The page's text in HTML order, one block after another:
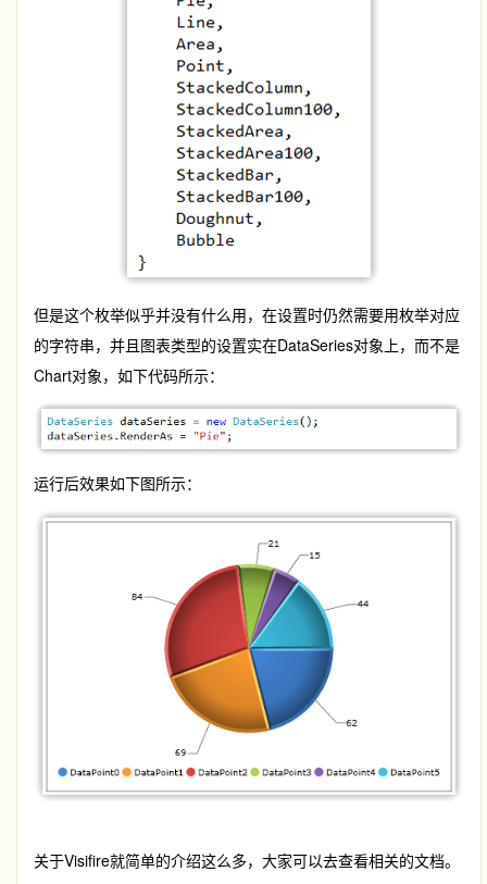
但是这个枚举似乎并没有什么用，在设置时仍然需要用枚举对应
的字符串，并且图表类型的设置实在DataSeries对象上，而不是
Chart对象，如下代码所示：
运行后效果如下图所示：
关于Visifire就简单的介绍这么多，大家可以去查看相关的文档。